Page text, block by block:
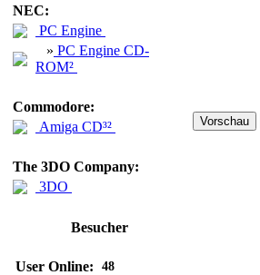
NEC:
PC Engine
» PC Engine CD-
ROM²
Commodore:
Amiga CD³²
The 3DO Company:
3DO
Besucher
User Online: 48